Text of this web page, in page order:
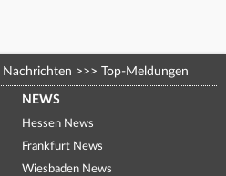
Nachrichten >>> Top-Meldungen
NEWS
Hessen News
Frankfurt News
Wiesbaden News